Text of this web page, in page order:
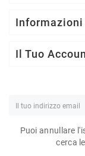
Informazioni
Il Tuo
Puoi annullare
cerca